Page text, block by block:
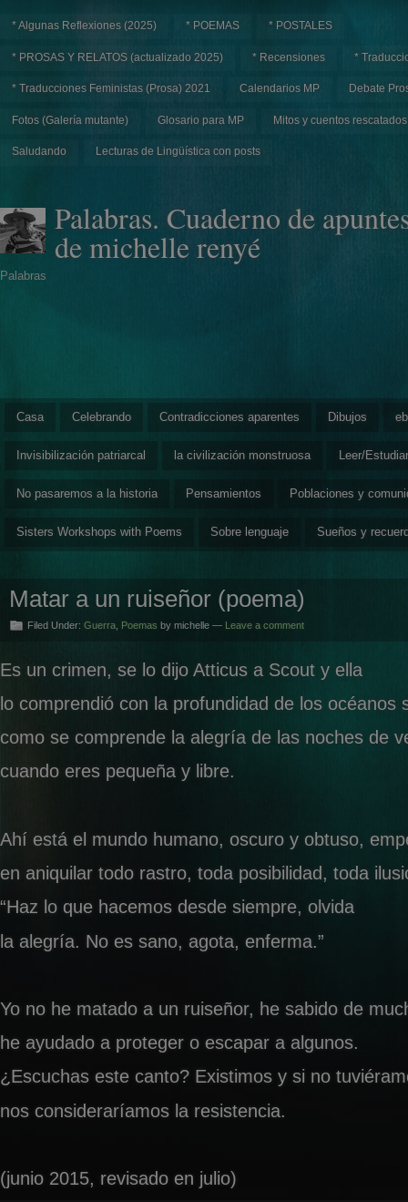
* Algunas Reflexiones (2025) * POEMAS * POSTALES
* PROSAS Y RELATOS (actualizado 2025) * Recensiones *
* Traducciones Feministas (Prosa) 2021 Calendarios MP Debate
Fotos (Galería mutante) Glosario para MP Mitos y cuentos rescatados
Saludando Lecturas de Lingüística con posts
Palabras. Cuaderno de
de michelle renyé
Palabras
Casa Celebrando Contradicciones aparentes Dibujos
Invisibilización patriarcal la civilización monstruosa Leer/Estudiar
No pasaremos a la historia Pensamientos Poblaciones y
Sisters Workshops with Poems Sobre lenguaje Sueños y
Matar a un ruiseñor (poema)
Filed Under: Guerra Poemas by michelle — Leave a comment
Es un crimen, se lo dijo Atticus a Scout y ella
lo comprendió con la profundidad de los océanos
como se comprende la alegría de las noches de
cuando eres pequeña y libre.
Ahí está el mundo humano, oscuro y obtuso,
en aniquilar todo rastro, toda posibilidad, toda
“Haz lo que hacemos desde siempre, olvida
la alegría. No es sano, agota, enferma.”
Yo no he matado a un ruiseñor, he sabido de
he ayudado a proteger o escapar a algunos.
¿Escuchas este canto? Existimos y si no
nos consideraríamos la resistencia.
(junio 2015, revisado en julio)